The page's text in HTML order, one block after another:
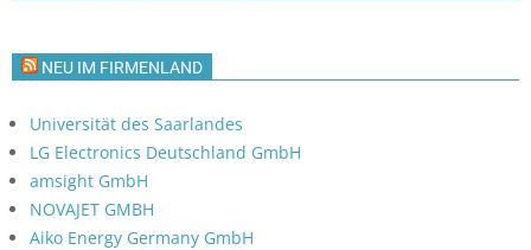
NEU IM FIRMENLAND
Universität des Saarlandes
LG Electronics Deutschland GmbH
amsight GmbH
NOVAJET GMBH
Aiko Energy Germany GmbH